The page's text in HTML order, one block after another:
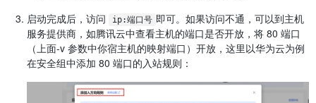
启动完成后，访问
ip:端口号 ​即可。如果访问不通，可以到主机
服务提供商，如腾讯云中查看主机的端口是否开放，将 80 端口
（上面-v 参数中你宿主机的映射端口）开放，这里以华为云为例
在安全组中添加 80 端口的入站规则：